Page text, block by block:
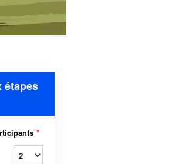
étapes
*